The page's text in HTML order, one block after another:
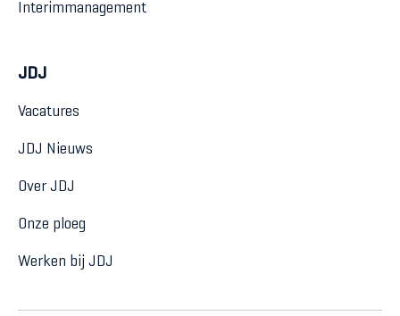
Interimmanagement
JDJ
Vacatures
JDJ Nieuws
Over JDJ
Onze ploeg
Werken bij JDJ